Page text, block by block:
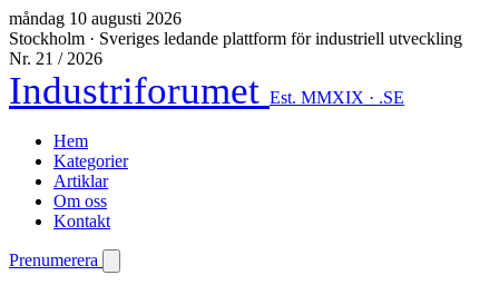
måndag 10 augusti 2026
Stockholm · Sveriges ledande plattform för industriell utveckling
Nr. 21 / 2026
Industriforumet Est. MMXIX · .SE
Hem
Kategorier
Artiklar
Om oss
Kontakt
Prenumerera